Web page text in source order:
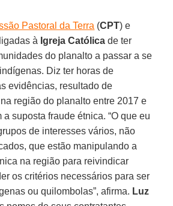
Pastoral da Terra (CPT) e
à Igreja Católica de ter
do planalto a passar a se
Diz ter horas de
evidências, resultado de
região do planalto entre 2017 e
a suposta fraude étnica. “O que eu
de interesses vários, não
que estão manipulando a
na região para reivindicar
os critérios necessários para ser
ou quilombolas”, afirma. Luz